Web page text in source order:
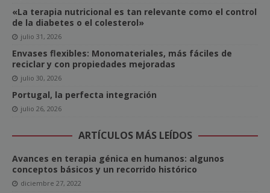
«La terapia nutricional es tan relevante como el control
de la diabetes o el colesterol»
julio 31, 2026
Envases flexibles: Monomateriales, más fáciles de
reciclar y con propiedades mejoradas
julio 30, 2026
Portugal, la perfecta integración
julio 26, 2026
ARTÍCULOS MÁS LEÍDOS
Avances en terapia génica en humanos: algunos
conceptos básicos y un recorrido histórico
diciembre 27, 2022